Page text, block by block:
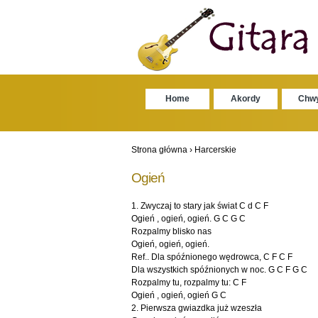
Home Akordy
Strona główna› Harcerskie
Ogień
1. Zwyczaj to stary jak świat C d C F
Ogień , ogień, ogień. G C G C
Rozpalmy blisko nas
Ogień, ogień, ogień.
Ref.. Dla spóźnionego wędrowca, C F C F
Dla wszystkich spóźnionych w noc. G C F G C
Rozpalmy tu, rozpalmy tu: C F
Ogień , ogień, ogień G C
2. Pierwsza gwiazdka już wzeszła